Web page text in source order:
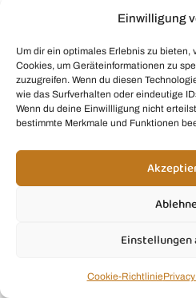
Einwilligung
Um dir ein optimales Erlebnis zu bieten,
Cookies, um Geräteinformationen zu
zuzugreifen. Wenn du diesen
wie das Surfverhalten oder eindeutige
Wenn du deine Einwillligung nicht
bestimmte Merkmale und Funktionen
Einstellungen
Cookie-Richtlinie
Vanille-Latte Protein-
Bring deine Morgenroutine auf
diesem Vanilla Latte Protein-
schmeckt, aber heimlich dein
Weiterlesen »
Du brauchst Hilfe, hast
mitteilen? Ich freue mich,